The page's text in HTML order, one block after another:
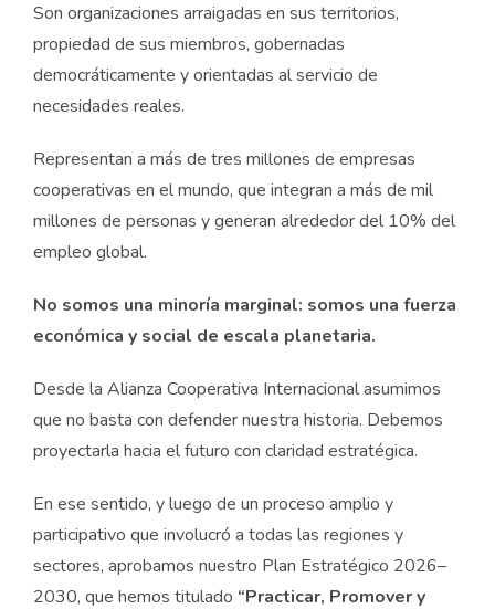
Son organizaciones arraigadas en sus territorios,
propiedad de sus miembros, gobernadas
democráticamente y orientadas al servicio de
necesidades reales.
Representan a más de tres millones de empresas
cooperativas en el mundo, que integran a más de mil
millones de personas y generan alrededor del 10% del
empleo global.
No somos una minoría marginal: somos una fuerza
económica y social de escala planetaria.
Desde la Alianza Cooperativa Internacional asumimos
que no basta con defender nuestra historia. Debemos
proyectarla hacia el futuro con claridad estratégica.
En ese sentido, y luego de un proceso amplio y
participativo que involucró a todas las regiones y
sectores, aprobamos nuestro Plan Estratégico 2026–
2030, que hemos titulado “Practicar, Promover y